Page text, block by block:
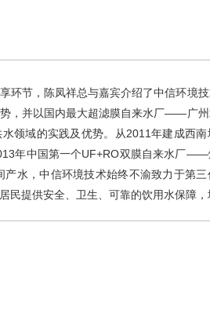
环节，陈凤祥总与嘉宾介绍了中信环境
，并以国内最大超滤膜自来水厂——广州
领域的实践及优势。从2011年建成西南
年中国第一个UF+RO双膜自来水厂——
产水，中信环境技术始终不渝致力于第
民提供安全、卫生、可靠的饮用水保障，